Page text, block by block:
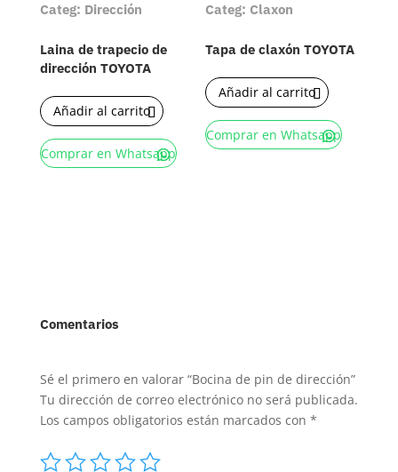
Categ: Dirección
Laina de trapecio de
dirección TOYOTA
Añadir al carrito
Comprar en Whatsapp
Categ: Claxon
Tapa de claxón TOYOTA
Añadir al carrito
Comprar en Whatsapp
Comentarios
Sé el primero en valorar “Bocina de pin de dirección”
Tu dirección de correo electrónico no será publicada.
Los campos obligatorios están marcados con *